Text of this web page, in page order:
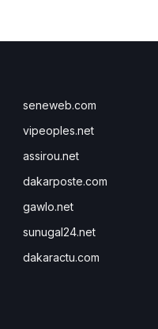
seneweb.com
vipeoples.net
assirou.net
dakarposte.com
gawlo.net
sunugal24.net
dakaractu.com